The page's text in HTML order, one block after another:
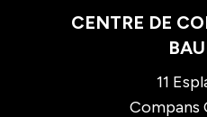
CENTRE DE
11
Compans